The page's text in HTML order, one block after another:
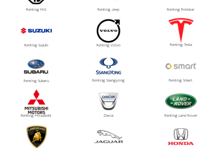
Renting MG Renting Jeep Renting Polestar
Renting Suzuki Renting Volvo Renting Tesla
Renting Subaru Renting Ssangyong Renting Smart
Renting Mitsubishi Dacia Renting Land Rover